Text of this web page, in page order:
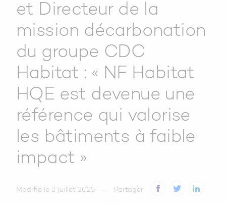
et Directeur de la
mission décarbonation
du groupe CDC
Habitat : « NF Habitat
HQE est devenue une
référence qui valorise
les bâtiments à faible
impact »
Modifié le 3 juillet 2025 Partager